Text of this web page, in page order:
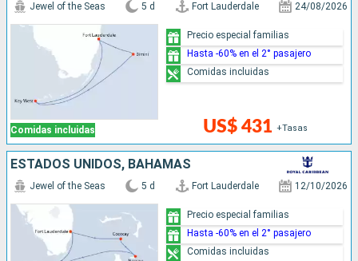
Comidas incluidas
Jewel of the Seas 5 d Fort Lauderdale 24/08/2026
US$ 431 +Tasas
Precio especial familias
Hasta -60% en el 2° pasajero
Comidas incluidas
ESTADOS UNIDOS, BAHAMAS
Jewel of the Seas 5 d Fort Lauderdale 12/10/2026
Precio especial familias
Hasta -60% en el 2° pasajero
Comidas incluidas